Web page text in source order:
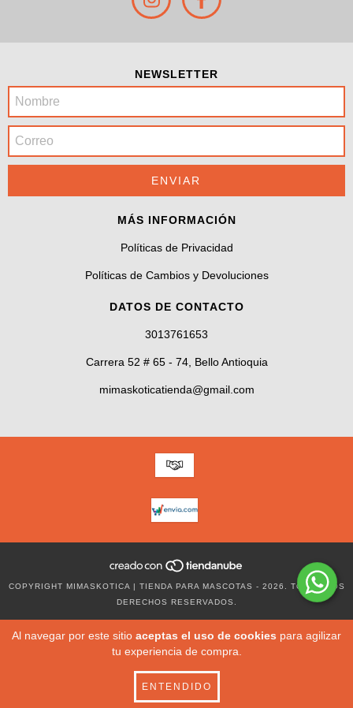
Al navegar por este sitio aceptas el uso de cookies para agilizar
tu experiencia de compra.
ENTENDIDO
NEWSLETTER
MÁS INFORMACIÓN
Políticas de Privacidad
Políticas de Cambios y Devoluciones
DATOS DE CONTACTO
3013761653
Carrera 52 # 65 - 74, Bello Antioquia
mimaskoticatienda@gmail.com
COPYRIGHT MIMASKOTICA | TIENDA PARA MASCOTAS - 2026. TODOS LOS
DERECHOS RESERVADOS.